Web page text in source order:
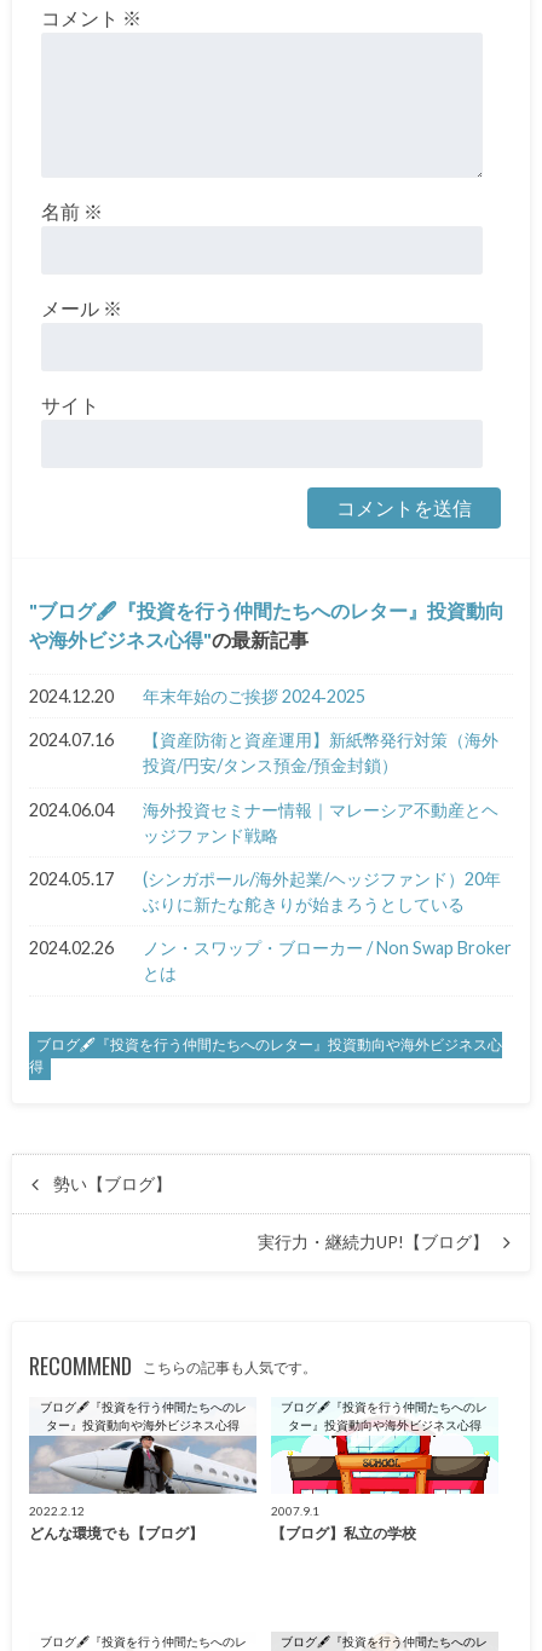
コメント ※
名前 ※
メール ※
サイト
ブログ🖋『投資を行う仲間たちへのレター』投資動向
や海外ビジネス心得 の最新記事
2024.12.20 年末年始のご挨拶 2024‐2025
2024.07.16
【資産防衛と資産運用】新紙幣発行対策（海外
投資/円安/タンス預金/預金封鎖）
2024.06.04
海外投資セミナー情報｜マレーシア不動産とヘ
ッジファンド戦略
2024.05.17
(シンガポール/海外起業/ヘッジファンド）20年
ぶりに新たな舵きりが始まろうとしている
2024.02.26
ノン・スワップ・ブローカー / Non Swap Broker
とは
ブログ🖋『投資を行う仲間たちへのレター』投資動向や海外ビジネス心
得
勢い【ブログ】
実行力・継続力UP!【ブログ】
RECOMMEND こちらの記事も人気です。
ブログ🖋『投資を行う仲間たちへのレ
ター』投資動向や海外ビジネス心得
2022.2.12
どんな環境でも【ブログ】
ブログ🖋『投資を行う仲間たちへのレ
ター』投資動向や海外ビジネス心得
2007.9.1
【ブログ】私立の学校
ブログ🖋『投資を行う仲間たちへのレ
ブログ🖋『投資を行う仲間たちへのレ